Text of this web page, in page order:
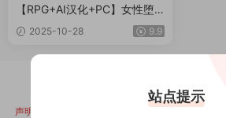
【RPG+AI汉化+PC】女性堕
落女装学园(メス堕ち女装学
園)
2025-10-28 9.9
DMCA / Report Contact：
声明:本站从未参与资源储存、上传、录制或压制
站点提示